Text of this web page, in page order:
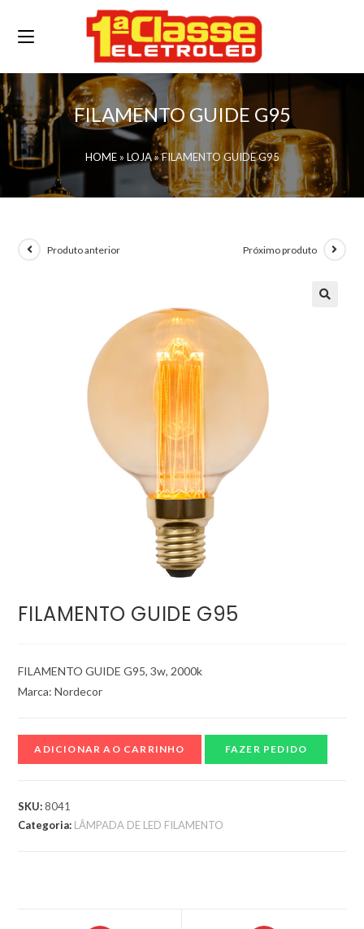
FILAMENTO GUIDE G95
HOME» LOJA»FILAMENTO GUIDE G95
Produto anterior Próximo produto
FILAMENTO GUIDE G95
FILAMENTO GUIDE G95, 3w, 2000k
Marca: Nordecor
ADICIONAR AO CARRINHO FAZER PEDIDO
SKU:8041
Categoria: LÂMPADA DE LED FILAMENTO